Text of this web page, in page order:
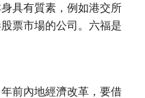
具有質素，例如港交所
票市場的公司。六福是
前內地經濟改革，要借